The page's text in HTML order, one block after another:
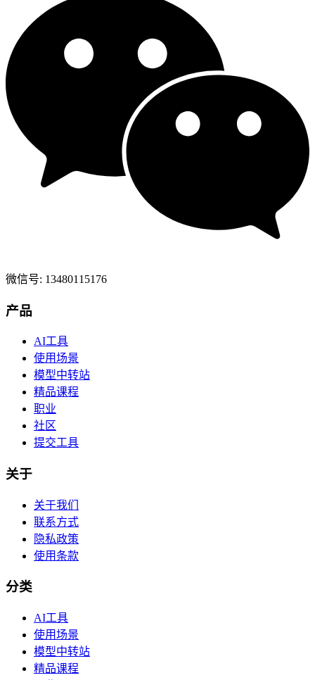
微信号: 13480115176
产品
AI工具
使用场景
模型中转站
精品课程
职业
社区
提交工具
关于
关于我们
联系方式
隐私政策
使用条款
分类
AI工具
使用场景
模型中转站
精品课程